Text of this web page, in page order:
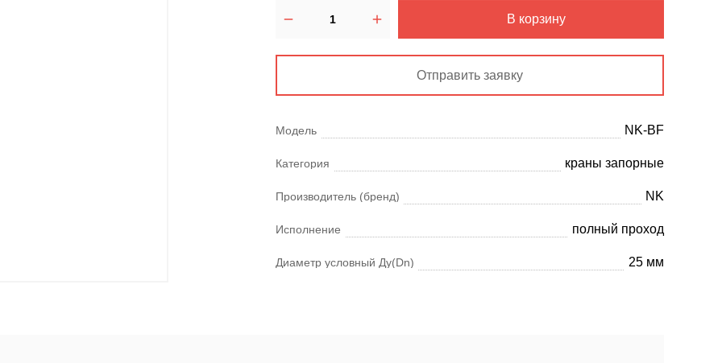
В корзину
Отправить заявку
Модель NK-BF
Категория краны запорные
Производитель (бренд) NK
Исполнение полный проход
Диаметр условный Ду(Dn) 25 мм